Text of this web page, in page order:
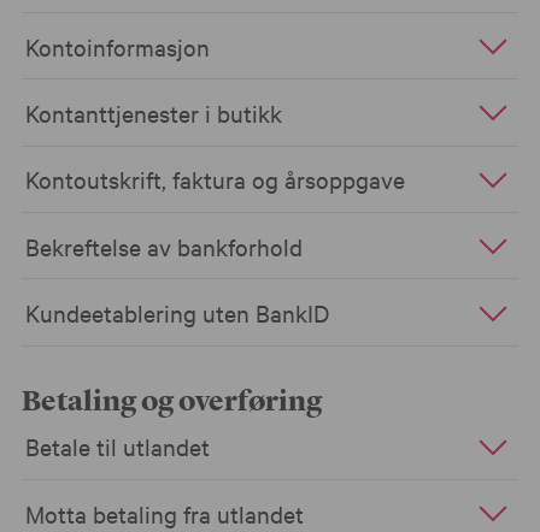
Kontoinformasjon
Kontanttjenester i butikk
Kontoutskrift, faktura og årsoppgave
Bekreftelse av bankforhold
Kundeetablering uten BankID
Betaling og overføring
Betale til utlandet
Motta betaling fra utlandet